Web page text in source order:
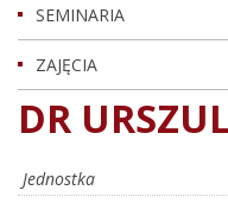
SEMINARIA
ZAJĘCIA
DR
Jednostka